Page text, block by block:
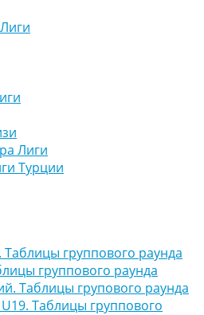
Лиги
Турции
группового раунда
группового раунда
Таблицы групового раунда
Таблицы группового